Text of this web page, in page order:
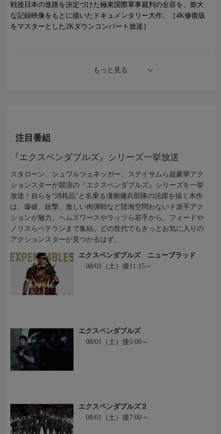
戦後日本の進路を決定づけた極東国際軍事裁判の全容を、膨大
な記録映像をもとに描いたドキュメンタリー大作。［4K修復版
をマスターとした2Kダウンコンバート放送］
もっと見る
注目番組
『エクスペンダブルズ』シリーズ一挙放送
スタローン、シュワルツェネッガー、ステイサムら超豪華アク
ションスターが競演の『エクスペンダブルズ』シリーズを一挙
放送！自らを”消耗品”と名乗る凄腕傭兵部隊の活躍を描く本作
は、爆破、銃撃、激しい肉弾戦など陸海空問わないド派手アク
ションが魅力。ヘムズワースやラッツら若手から、フォードや
ノリスらベテランまで集結。どの世代でもきっとお気に入りの
アクションスターが見つかるはず。
エクスペンダブルズ ニューブラッド
08/01（土）後11:15～
エクスペンダブルズ
08/01（土）後5:00～
エクスペンダブルズ２
08/01（土）後7:00～